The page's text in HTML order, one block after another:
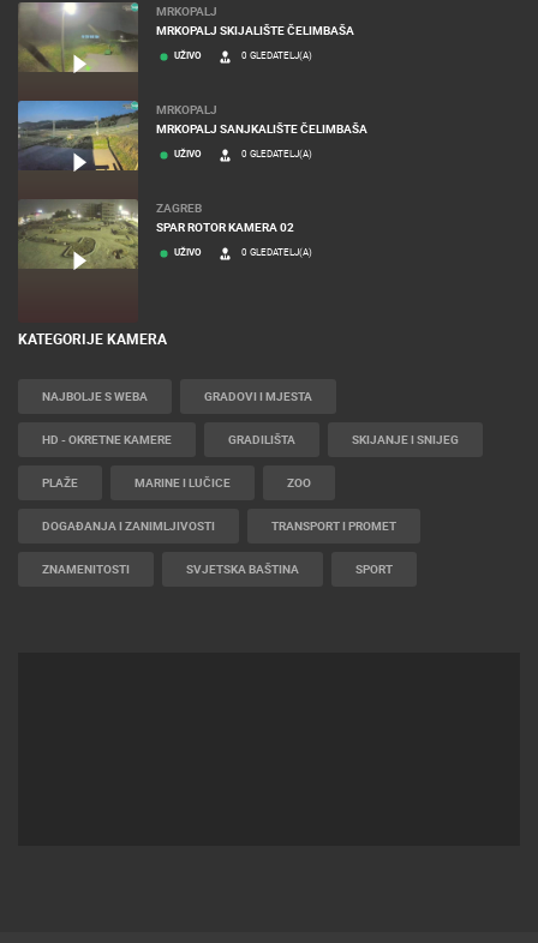
MRKOPALJ
MRKOPALJ SKIJALIŠTE ČELIMBAŠA
UŽIVO 0 GLEDATELJ(A)
MRKOPALJ
MRKOPALJ SANJKALIŠTE ČELIMBAŠA
UŽIVO 0 GLEDATELJ(A)
ZAGREB
SPAR ROTOR KAMERA 02
UŽIVO 0 GLEDATELJ(A)
KATEGORIJE KAMERA
NAJBOLJE S WEBA GRADOVI I MJESTA
HD - OKRETNE KAMERE GRADILIŠTA SKIJANJE I SNIJEG
PLAŽE MARINE I LUČICE ZOO
DOGAĐANJA I ZANIMLJIVOSTI TRANSPORT I PROMET
ZNAMENITOSTI SVJETSKA BAŠTINA SPORT